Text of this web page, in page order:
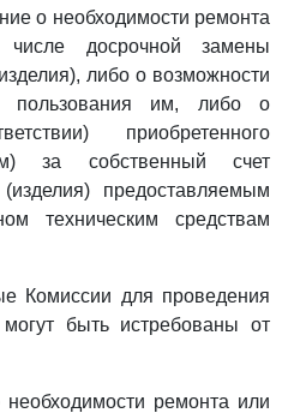
о необходимости ремонта
досрочной замены
либо о возможности
пользования им, либо о
приобретенного
за собственный счет
(изделия) предоставляемым
техническим средствам
Комиссии для проведения
быть истребованы от
ремонта или